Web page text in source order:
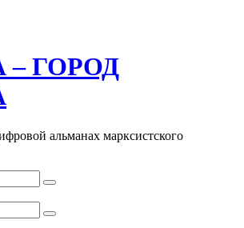
ГОРОД
альманах марксистского